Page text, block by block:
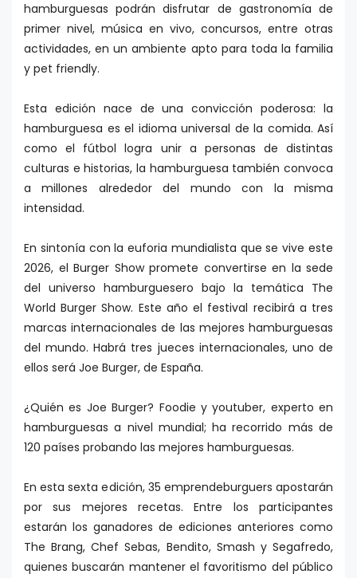
hamburguesas podrán disfrutar de gastronomía de
primer nivel, música en vivo, concursos, entre otras
actividades, en un ambiente apto para toda la familia
y pet friendly.
Esta edición nace de una convicción poderosa: la
hamburguesa es el idioma universal de la comida. Así
como el fútbol logra unir a personas de distintas
culturas e historias, la hamburguesa también convoca
a millones alrededor del mundo con la misma
intensidad.
En sintonía con la euforia mundialista que se vive este
2026, el Burger Show promete convertirse en la sede
del universo hamburguesero bajo la temática The
World Burger Show. Este año el festival recibirá a tres
marcas internacionales de las mejores hamburguesas
del mundo. Habrá tres jueces internacionales, uno de
ellos será Joe Burger, de España.
¿Quién es Joe Burger? Foodie y youtuber, experto en
hamburguesas a nivel mundial; ha recorrido más de
120 países probando las mejores hamburguesas.
En esta sexta edición, 35 emprendeburguers apostarán
por sus mejores recetas. Entre los participantes
estarán los ganadores de ediciones anteriores como
The Brang, Chef Sebas, Bendito, Smash y Segafredo,
quienes buscarán mantener el favoritismo del público